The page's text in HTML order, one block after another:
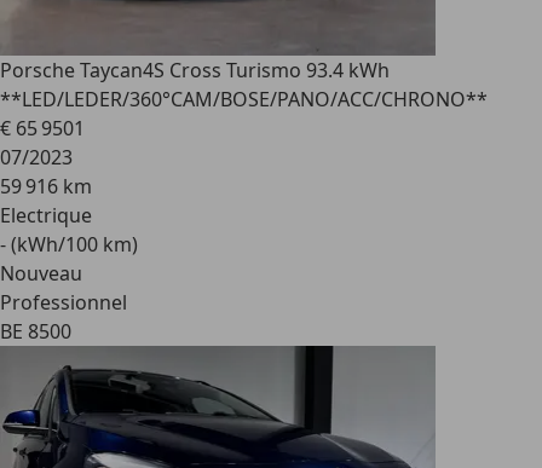
Porsche Taycan4S Cross Turismo 93.4 kWh
**LED/LEDER/360°CAM/BOSE/PANO/ACC/CHRONO**
€ 65 9501
07/2023
59 916 km
Electrique
- (kWh/100 km)
Nouveau
Professionnel
BE 8500